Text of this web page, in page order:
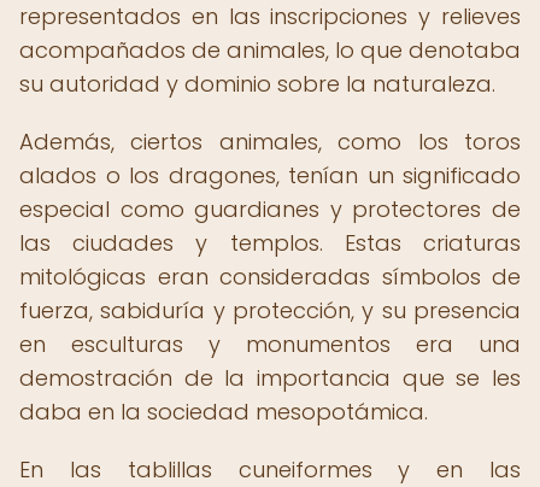
representados en las inscripciones y relieves
acompañados de animales, lo que denotaba
su autoridad y dominio sobre la naturaleza.
Además, ciertos animales, como los toros
alados o los dragones, tenían un significado
especial como guardianes y protectores de
las ciudades y templos. Estas criaturas
mitológicas eran consideradas símbolos de
fuerza, sabiduría y protección, y su presencia
en esculturas y monumentos era una
demostración de la importancia que se les
daba en la sociedad mesopotámica.
En las tablillas cuneiformes y en las